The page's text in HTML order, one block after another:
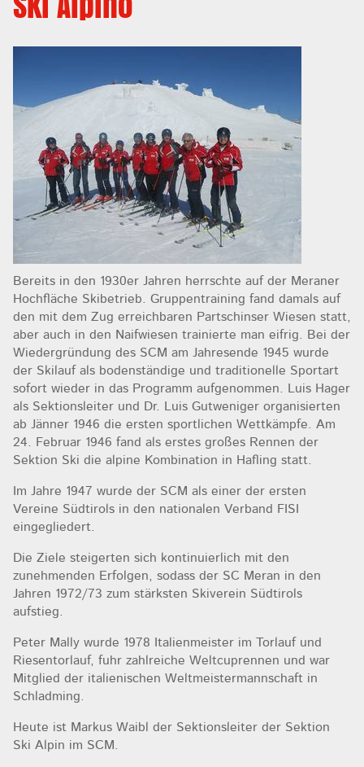
Bereits in den 1930er Jahren herrschte auf der Meraner
Hochfläche Skibetrieb. Gruppentraining fand damals auf
den mit dem Zug erreichbaren Partschinser Wiesen statt,
aber auch in den Naifwiesen trainierte man eifrig. Bei der
Wiedergründung des SCM am Jahresende 1945 wurde
der Skilauf als bodenständige und traditionelle Sportart
sofort wieder in das Programm aufgenommen. Luis Hager
als Sektionsleiter und Dr. Luis Gutweniger organisierten
ab Jänner 1946 die ersten sportlichen Wettkämpfe. Am
24. Februar 1946 fand als erstes großes Rennen der
Sektion Ski die alpine Kombination in Hafling statt.
Im Jahre 1947 wurde der SCM als einer der ersten
Vereine Südtirols in den nationalen Verband FISI
eingegliedert.
Die Ziele steigerten sich kontinuierlich mit den
zunehmenden Erfolgen, sodass der SC Meran in den
Jahren 1972/73 zum stärksten Skiverein Südtirols
aufstieg.
Peter Mally wurde 1978 Italienmeister im Torlauf und
Riesentorlauf, fuhr zahlreiche Weltcuprennen und war
Mitglied der italienischen Weltmeistermannschaft in
Schladming.
Heute ist Markus Waibl der Sektionsleiter der Sektion
Ski Alpin im SCM.